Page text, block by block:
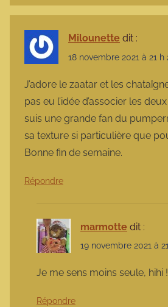
Milounette dit :
18 novembre 2021 à 21 h
J’adore le zaatar et les
pas eu l’idée d’associer les
suis une grande fan du
sa texture si particulière que
Bonne fin de semaine.
Répondre
marmotte dit :
19 novembre 2021 à
Je me sens moins seule, hihi !
Répondre